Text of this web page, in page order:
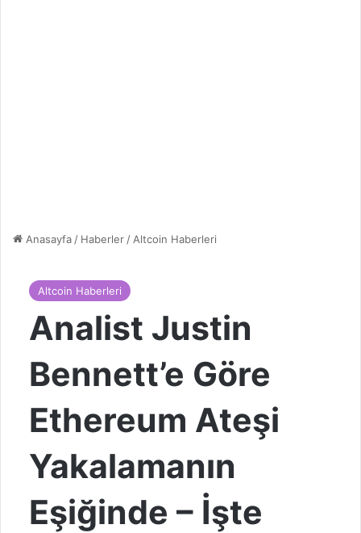
Anasayfa / Haberler / Altcoin Haberleri
Altcoin Haberleri
Analist Justin
Bennett’e Göre
Ethereum Ateşi
Yakalamanın
Eşiğinde – İşte